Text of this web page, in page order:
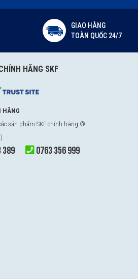
GIAO HÀNG
TOÀN QUỐC 24/7
HÃNG SKF
HÃNG
sản phẩm SKF chính hãng ®
389 0763 356 999